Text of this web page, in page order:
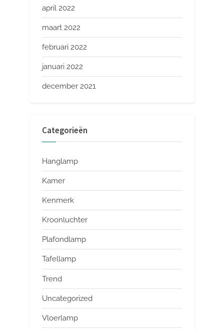
april 2022
maart 2022
februari 2022
januari 2022
december 2021
Categorieën
Hanglamp
Kamer
Kenmerk
Kroonluchter
Plafondlamp
Tafellamp
Trend
Uncategorized
Vloerlamp